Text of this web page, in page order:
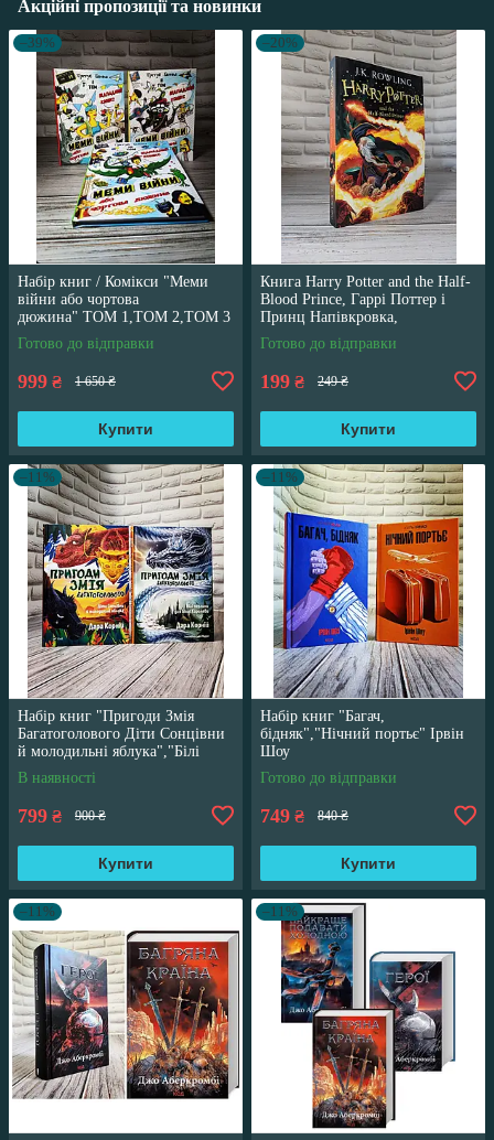
Акційні пропозиції та новинки
–39%
Набір книг / Комікси "Меми
війни або чортова
дюжина" ТОМ 1,ТОМ 2,ТОМ 3
Трегуб Ганна
Готово до відправки
999 ₴ 1 650 ₴
Купити
–20%
Книга Harry Potter and the Half-
Blood Prince, Гаррі Поттер і
Принц Напівкровка,
англійською мовою
Готово до відправки
199 ₴ 249 ₴
Купити
–11%
Набір книг "Пригоди Змія
Багатоголового Діти Сонцівни
й молодильні яблука","Білі
перлини для Білої Королеви"
В наявності
799 ₴ 900 ₴
Купити
–11%
Набір книг "Багач,
бідняк","Нічний портьє" Ірвін
Шоу
Готово до відправки
749 ₴ 840 ₴
Купити
–11% –11%